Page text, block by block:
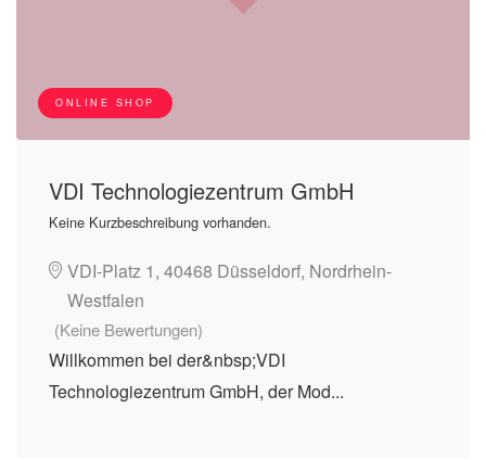
ONLINE SHOP
VDI Technologiezentrum GmbH
Keine Kurzbeschreibung vorhanden.
VDI-Platz 1, 40468 Düsseldorf, Nordrhein-
Westfalen
(Keine Bewertungen)
Willkommen bei der&nbsp;VDI
Technologiezentrum GmbH, der Mod...